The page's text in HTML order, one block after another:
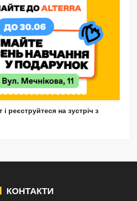
реєструйтеся на зустріч з
КОНТАКТИ